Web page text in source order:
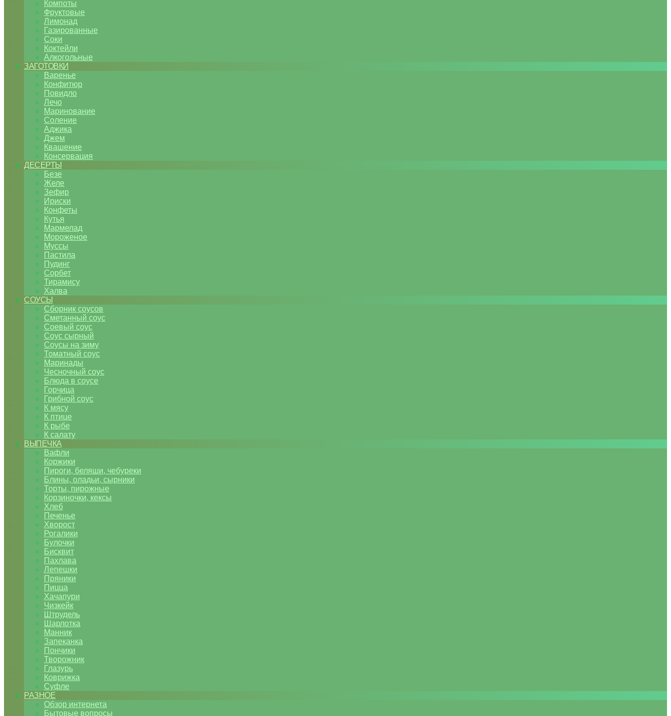
Компоты
Фруктовые
Лимонад
Газированные
Соки
Коктейли
Алкогольные
ЗАГОТОВКИ
Варенье
Конфитюр
Повидло
Лечо
Маринование
Соление
Аджика
Джем
Квашение
Консервация
ДЕСЕРТЫ
Безе
Желе
Зефир
Ириски
Конфеты
Кутья
Мармелад
Мороженое
Муссы
Пастила
Пудинг
Сорбет
Тирамису
Халва
СОУСЫ
Сборник соусов
Сметанный соус
Соевый соус
Соус сырный
Соусы на зиму
Томатный соус
Маринады
Чесночный соус
Блюда в соусе
Горчица
Грибной соус
К мясу
К птице
К рыбе
К салату
ВЫПЕЧКА
Вафли
Коржики
Пироги, беляши, чебуреки
Блины, оладьи, сырники
Торты, пирожные
Корзиночки, кексы
Хлеб
Печенье
Хворост
Рогалики
Булочки
Бисквит
Пахлава
Лепешки
Пряники
Пицца
Хачапури
Чизкейк
Штрудель
Шарлотка
Манник
Запеканка
Пончики
Творожник
Глазурь
Коврижка
Суфле
РАЗНОЕ
Обзор интернета
Бытовые вопросы